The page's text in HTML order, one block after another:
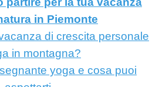
in Piemonte
di crescita personale
in montagna?
yoga e cosa puoi